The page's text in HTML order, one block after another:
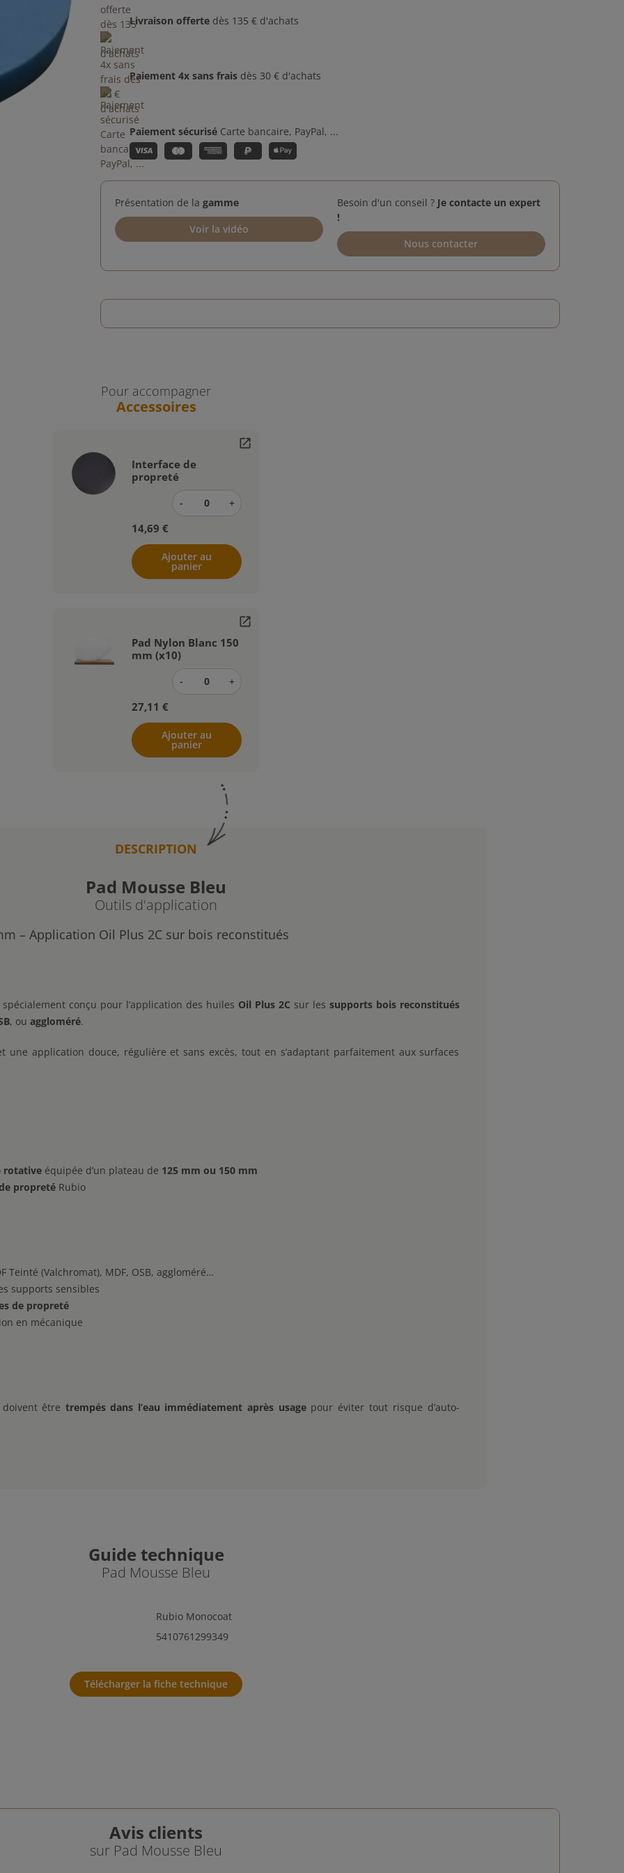
Livraison offerte dès 135 € d'achats
Paiement 4x sans frais dès 30 € d'achats
Paiement sécurisé Carte bancaire, PayPal, ...
Présentation de la gamme
Voir la vidéo
Besoin d'un conseil ? Je contacte un expert
!
Nous contacter
Pour accompagner
Accessoires
open_in_new
Interface de
propreté
- +
14,69 €
Ajouter au
panier
open_in_new
Pad Nylon Blanc 150
mm (x10)
- +
27,11 €
Ajouter au
panier
DESCRIPTION
Pad Mousse Bleu
Outils d'application
– Application Oil Plus 2C sur bois reconstitués
spécialement conçu pour l’application des huiles Oil Plus 2C sur les supports bois reconstitués
, ou aggloméré.
une application douce, régulière et sans excès, tout en s’adaptant parfaitement aux surfaces
rotativeéquipée d’un plateau de 125 mm ou 150 mm
propretéRubio
(Valchromat), MDF, OSB, aggloméré…
supports sensibles
de propreté
en mécanique
doivent être trempés dans l’eau immédiatement après usagepour éviter tout risque d’auto-
Guide technique
Pad Mousse Bleu
Rubio Monocoat
5410761299349
Télécharger la fiche technique
Avis clients
sur Pad Mousse Bleu